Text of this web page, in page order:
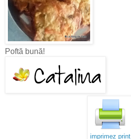
Poftă bună!
imprimez print